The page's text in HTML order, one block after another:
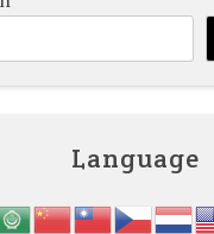
Language